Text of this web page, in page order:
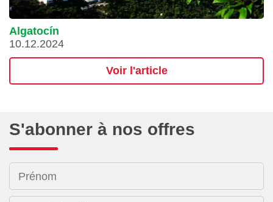
Algatocín
10.12.2024
Voir l'article
S'abonner à nos offres
Prénom